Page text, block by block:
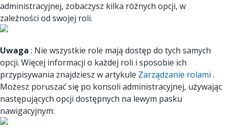
administracyjnej, zobaczysz kilka różnych opcji, w
zależności od swojej roli.
Uwaga : Nie wszystkie role mają dostęp do tych samych
opcji. Więcej informacji o każdej roli i sposobie ich
przypisywania znajdziesz w artykule Zarządzanie rolami .
Możesz poruszać się po konsoli administracyjnej, używając
następujących opcji dostępnych na lewym pasku
nawigacyjnym: